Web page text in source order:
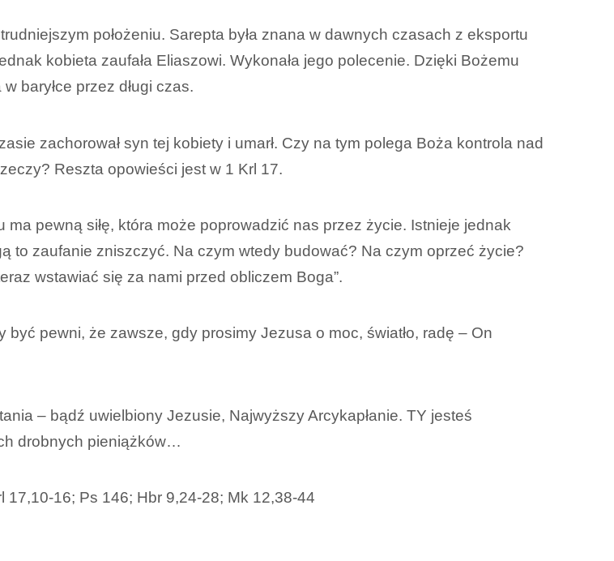
położeniu. Sarepta była znana w dawnych czasach z eksportu
kobieta zaufała Eliaszowi. Wykonała jego polecenie. Dzięki Bożemu
baryłce przez długi czas.
zachorował syn tej kobiety i umarł. Czy na tym polega Boża kontrola nad
Reszta opowieści jest w 1 Krl 17.
pewną siłę, która może poprowadzić nas przez życie. Istnieje jednak
to zaufanie zniszczyć. Na czym wtedy budować? Na czym oprzeć życie?
wstawiać się za nami przed obliczem Boga”.
być pewni, że zawsze, gdy prosimy Jezusa o moc, światło, radę – On
– bądź uwielbiony Jezusie, Najwyższy Arcykapłanie. TY jesteś
drobnych pieniążków…
17,10-16; Ps 146; Hbr 9,24-28; Mk 12,38-44